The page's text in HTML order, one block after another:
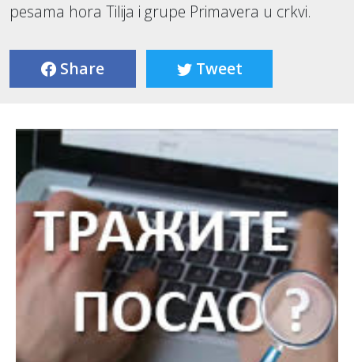
pesama hora Tilija i grupe Primavera u crkvi.
Share Tweet